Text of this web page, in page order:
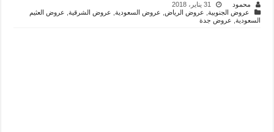
محمود
31 يناير، 2018
عروض الجنوبية, عروض الرياض, عروض السعودية, عروض الشرقية, عروض العثيم
السعودية, عروض جدة